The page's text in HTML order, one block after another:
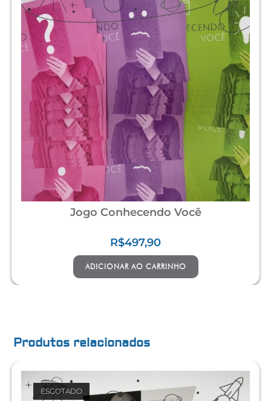
Jogo Conhecendo Você
R$497,90
ADICIONAR AO CARRINHO
Produtos relacionados
ESGOTADO